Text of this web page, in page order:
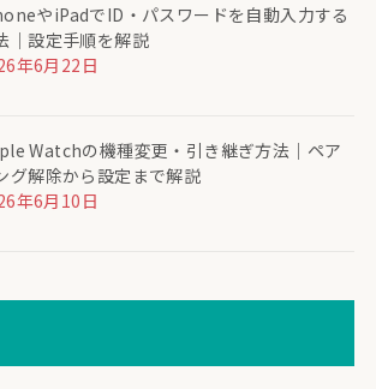
やiPadでID・パスワードを自動入力する
｜設定手順を解説
年6月22日
Watchの機種変更・引き継ぎ方法｜ペア
グ解除から設定まで解説
年6月10日